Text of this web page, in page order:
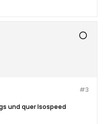
#3
und quer Isospeed